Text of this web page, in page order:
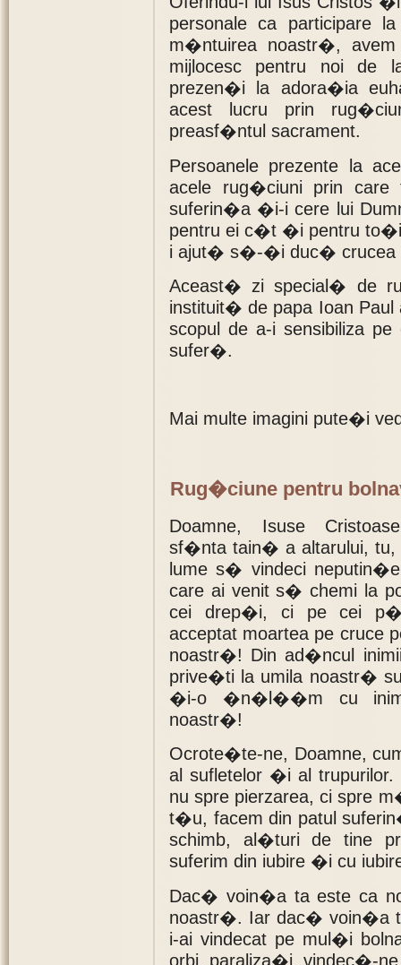
personale ca participare
m�ntuirea noastr�,
mijlocesc pentru noi de
prezen�i la adora�ia
acest lucru prin
preasf�ntul sacrament.
Persoanele prezente la
acele rug�ciuni prin
suferin�a �i-i cere lui
pentru ei c�t �i pentru
i ajut� s�-�i duc� crucea
Aceast� zi special� de
instituit� de papa Ioan
scopul de a-i sensibiliza
sufer�.
Mai multe imagini pute�i
Rug�ciune pentru
Doamne, Isuse
sf�nta tain� a altarului,
lume s� vindeci
care ai venit s� chemi la
cei drep�i, ci pe cei
acceptat moartea pe cruce
noastr�! Din ad�ncul
prive�ti la umila noastr�
�i-o �n�l��m cu
noastr�!
Ocrote�te-ne, Doamne,
al sufletelor �i al
nu spre pierzarea, ci spre
t�u, facem din patul
schimb, al�turi de tine
suferim din iubire �i cu
Dac� voin�a ta este ca
noastr�. Iar dac� voin�a
i-ai vindecat pe mul�i
orbi, paraliza�i, vindec�-